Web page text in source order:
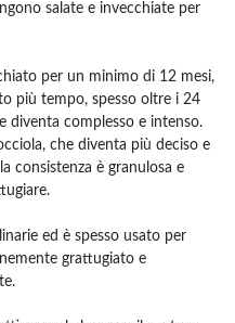
salate e invecchiate per
per un minimo di 12 mesi,
più tempo, spesso oltre i 24
diventa complesso e intenso.
che diventa più deciso e
consistenza è granulosa e
ed è spesso usato per
grattugiato e